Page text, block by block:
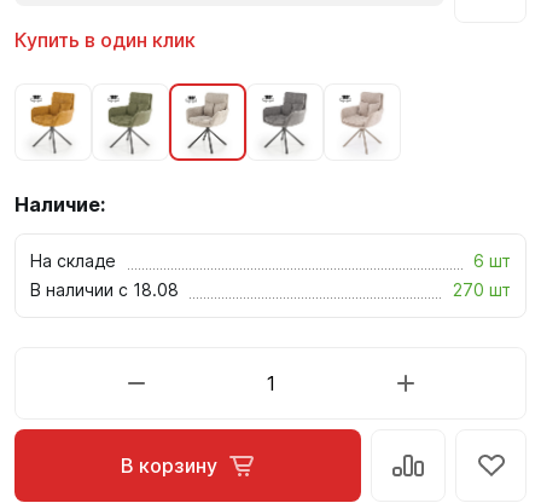
Купить в один клик
Наличие:
На складе
6 шт
В наличии с 18.08
270 шт
В корзину